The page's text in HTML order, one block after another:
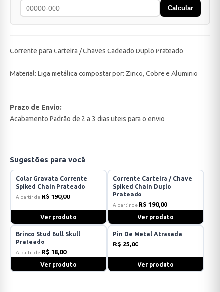
Calcular
Corrente para Carteira / Chaves Cadeado Duplo Prateado
Material: Liga metálica compostar por: Zinco, Cobre e Aluminio
Prazo de Envio:
Acabamento Padrão de 2 a 3 dias uteis para o envio
Sugestões para você
Colar Gravata Corrente
Spiked Chain Prateado
A partir de R$ 190,00
Ver produto
Corrente Carteira / Chave
Spiked Chain Duplo
Prateado
A partir de R$ 190,00
Ver produto
Brinco Stud Bull Skull
Prateado
A partir de R$ 18,00
Ver produto
Pin De Metal Atrasada
R$ 25,00
Ver produto